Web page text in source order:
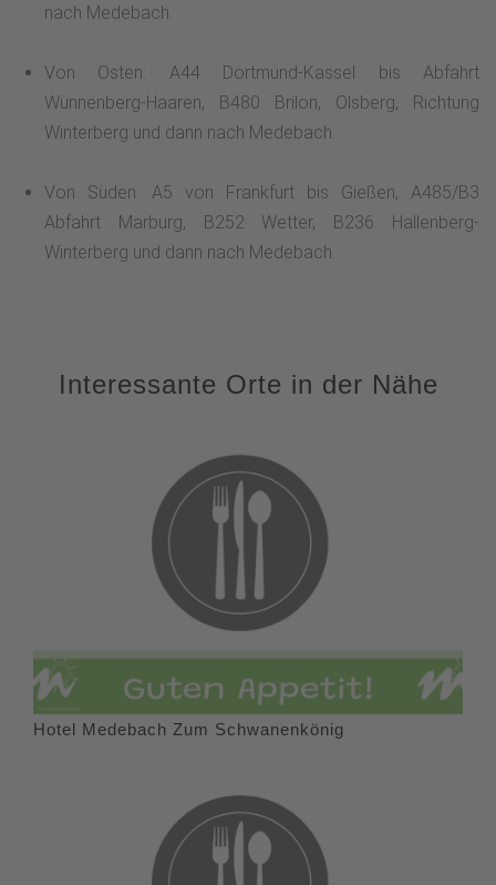
nach Medebach.
Von Osten: A44 Dortmund-Kassel bis Abfahrt
Wünnenberg-Haaren, B480 Brilon, Olsberg, Richtung
Winterberg und dann nach Medebach.
Von Süden: A5 von Frankfurt bis Gießen, A485/B3
Abfahrt Marburg, B252 Wetter, B236 Hallenberg-
Winterberg und dann nach Medebach.
Interessante Orte in der Nähe
Hotel Medebach Zum Schwanenkönig